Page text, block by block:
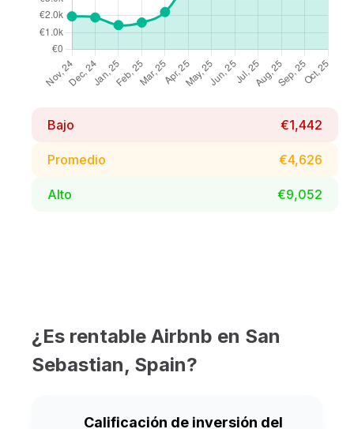
Bajo €1,442
Promedio €4,626
Alto €9,052
¿Es rentable Airbnb en San
Sebastian, Spain?
Calificación de inversión del